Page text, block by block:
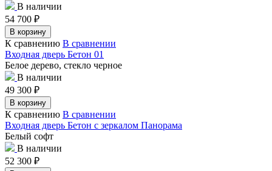
В наличии
54 700 ₽
В корзину
К сравнению В сравнении
Входная дверь Бетон 01
Белое дерево, стекло черное
В наличии
49 300 ₽
В корзину
К сравнению В сравнении
Входная дверь Бетон с зеркалом Панорама
Белый софт
В наличии
52 300 ₽